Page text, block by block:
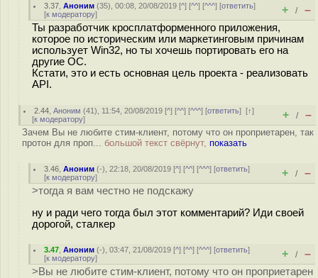
3.37 ,Аноним (35), 00:08, 20/08/2019 [^] [^^] [^^^] [ответить]
[к модератору] + / –
Ты разработчик кросплатформенного приложения,
которое по историческим или маркетинговым причинам
использует Win32, но ты хочешь портировать его на
другие ОС.
Кстати, это и есть основная цель проекта - реализовать
API.
2.44 ,Аноним (41), 11:54, 20/08/2019 [^] [^^] [^^^] [ответить][↑]
[к модератору] + / –
Зачем Вы не любите стим-клиент, потому что он проприетарен, так
протон для проп... большой текст свёрнут, показать
3.46 ,Аноним (-), 22:18, 20/08/2019 [^] [^^] [^^^] [ответить]
[к модератору] + / –
>тогда я вам честно не подскажу
ну и ради чего тогда был этот комментарий? Иди своей
дорогой, сталкер
3.47 ,Аноним (-), 03:47, 21/08/2019 [^] [^^] [^^^] [ответить]
[к модератору] + / –
>Вы не любите стим-клиент, потому что он проприетарен